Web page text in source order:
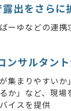
出をさらに
ーゆなどの連携
ンサルタン
集まりやすい
か」など、現場
イスを提供